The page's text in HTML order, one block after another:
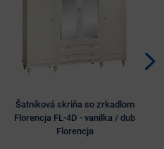
Šatníková skriňa so zrkadlom
Florencja FL-4D - vanilka / dub
Florencja